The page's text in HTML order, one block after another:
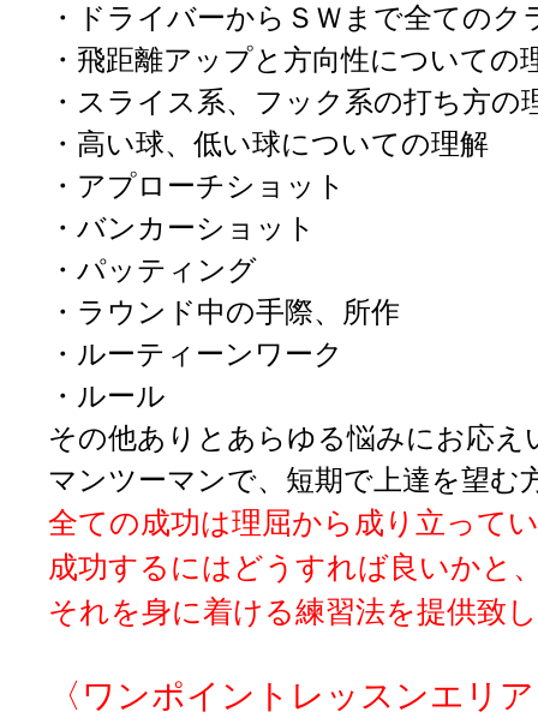
・ドライバーからＳＷまで全ての
・飛距離アップと 方向性についての
・スライス系、フック系の打ち方の
・高い球、低い球についての理解
・アプローチショット
・バンカーショット
・パッティング
・ラウンド中の手際、所作
・ルーティーンワーク
・ルール
その他ありとあらゆる悩みにお応え
マンツーマンで、短期で上達を望む
全ての成功は理屈から成り立って
成功するにはどうすれば良いかと
それを身に着ける練習法を提供致
〈ワンポイントレッスンエリ